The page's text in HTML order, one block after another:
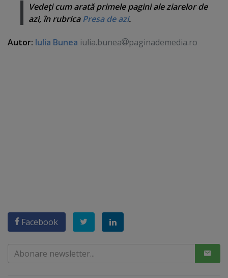
Vedeţi cum arată primele pagini ale ziarelor de
azi, în rubricaPresa de azi.
Autor: Iulia Bunea iulia.bunea paginademedia.ro
Facebook